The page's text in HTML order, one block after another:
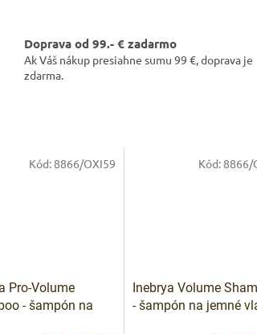
Doprava od 99.- € zadarmo
Ak Váš nákup presiahne sumu 99 €, doprava je
zdarma.
Pro-Volume
- šampón na
Kód:8866/OXI59
Inebrya Volume
- šampón na jemné
Kód:8866/